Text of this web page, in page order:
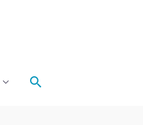
Rechercher